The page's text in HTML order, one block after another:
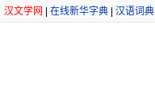
汉文学网 在线新华字典 汉语词典